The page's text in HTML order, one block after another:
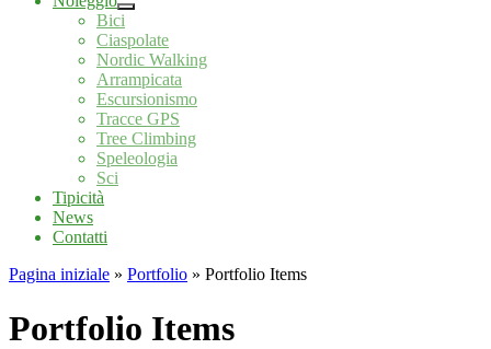
Bici
Ciaspolate
Nordic Walking
Arrampicata
Escursionismo
Tracce GPS
Tree Climbing
Speleologia
Sci
Tipicità
News
Contatti
Pagina iniziale » Portfolio » Portfolio Items
Portfolio Items